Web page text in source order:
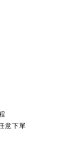
意下單